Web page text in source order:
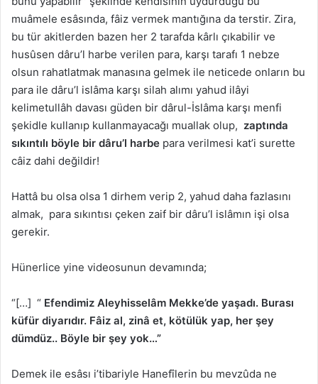
muâmele esâsında, fâiz vermek mantığına da terstir. Zira,
bu tür akitlerden bazen her 2 tarafda kârlı çıkabilir ve
husûsen dâru’l harbe verilen para, karşı tarafı 1 nebze
olsun rahatlatmak manasına gelmek ile neticede onların bu
para ile dâru’l islâma karşı silah alımı yahud ilâyi
kelimetullâh davası güden bir dârul-İslâma karşı menfi
şekidle kullanıp kullanmayacağı muallak olup, zaptında
sıkıntılı böyle bir dâru’l harbe para verilmesi kat’i surette
câiz dahi değildir!
Hattâ bu olsa olsa 1 dirhem verip 2, yahud daha fazlasını
almak, para sıkıntısı çeken zaif bir dâru’l islâmın işi olsa
gerekir.
Hünerlice yine videosunun devamında;
“[…] “ Efendimiz Aleyhisselâm Mekke’de yaşadı. Burası
küfür diyarıdır. Fâiz al, zinâ et, kötülük yap, her şey
dümdüz.. Böyle bir şey yok…”
Demek ile esâsı i’tibariyle Hanefîlerin bu mevzûda ne